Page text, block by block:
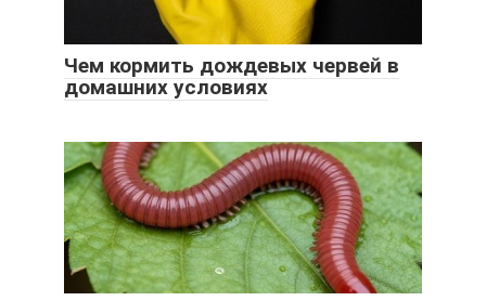
Чем кормить дождевых червей в
домашних условиях